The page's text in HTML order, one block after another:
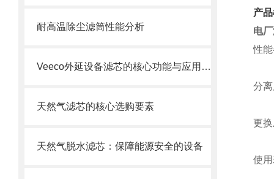
耐高温除尘滤筒性能分析
Veeco外延设备滤芯的核心功能与应用场景
天然气滤芯的核心选购要素
天然气脱水滤芯：保障能源安全的设备
产
电
性
分
更
使